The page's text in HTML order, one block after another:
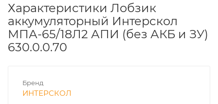
Характеристики Лобзик
аккумуляторный Интерскол
МПА-65/18Л2 АПИ (без АКБ и ЗУ)
630.0.0.70
Бренд
ИНТЕРСКОЛ